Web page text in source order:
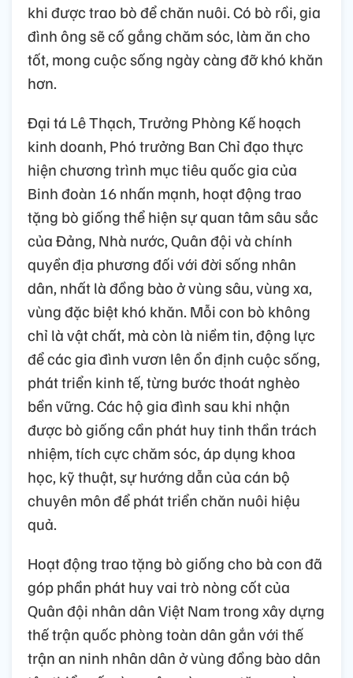
khi được trao bò để chăn nuôi. Có bò rồi, gia
đình ông sẽ cố gắng chăm sóc, làm ăn cho
tốt, mong cuộc sống ngày càng đỡ khó khăn
hơn.
Đại tá Lê Thạch, Trưởng Phòng Kế hoạch
kinh doanh, Phó trưởng Ban Chỉ đạo thực
hiện chương trình mục tiêu quốc gia của
Binh đoàn 16 nhấn mạnh, hoạt động trao
tặng bò giống thể hiện sự quan tâm sâu sắc
của Đảng, Nhà nước, Quân đội và chính
quyền địa phương đối với đời sống nhân
dân, nhất là đồng bào ở vùng sâu, vùng xa,
vùng đặc biệt khó khăn. Mỗi con bò không
chỉ là vật chất, mà còn là niềm tin, động lực
để các gia đình vươn lên ổn định cuộc sống,
phát triển kinh tế, từng bước thoát nghèo
bền vững. Các hộ gia đình sau khi nhận
được bò giống cần phát huy tinh thần trách
nhiệm, tích cực chăm sóc, áp dụng khoa
học, kỹ thuật, sự hướng dẫn của cán bộ
chuyên môn để phát triển chăn nuôi hiệu
quả.
Hoạt động trao tặng bò giống cho bà con đã
góp phần phát huy vai trò nòng cốt của
Quân đội nhân dân Việt Nam trong xây dựng
thế trận quốc phòng toàn dân gắn với thế
trận an ninh nhân dân ở vùng đồng bào dân